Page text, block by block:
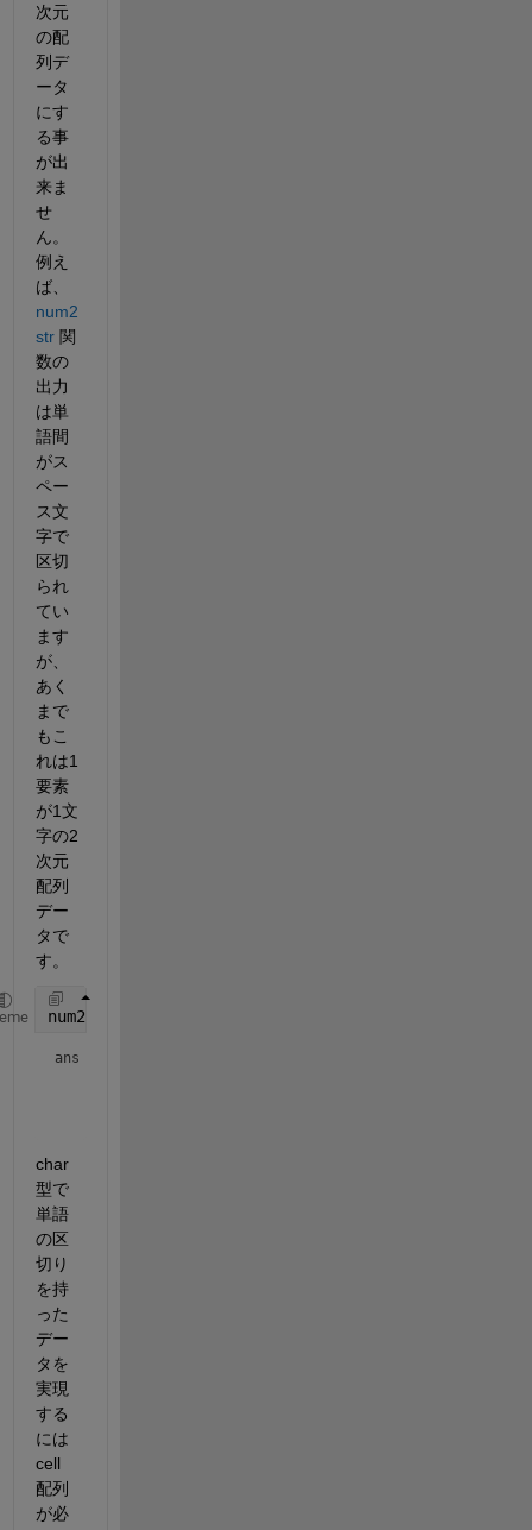
次元
の配
列デ
ータ
にす
る事
が出
来ま
せ
ん。
例え
ば、
num2
str 関
数の
出力
は単
語間
がス
ペー
ス文
字で
区切
られ
てい
ます
が、
あく
まで
もこ
れは1
要素
が1文
字の2
次元
配列
デー
タで
す。
num2str(rand(3))
ans =
char
型で
単語
の区
切り
を持
った
デー
タを
実現
する
には
cell
配列
が必